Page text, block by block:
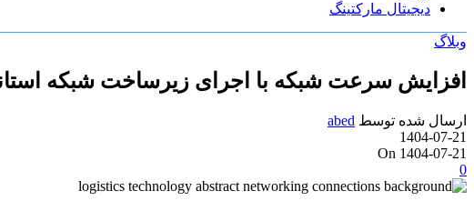
دیجیتال مارکتینگ
وبلاگ
افزایش سرعت شبکه با اجرای زیرساخت شبکه
ارسال شده توسط abed
1404-07-21
On 1404-07-21
0